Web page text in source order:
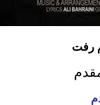
رفت